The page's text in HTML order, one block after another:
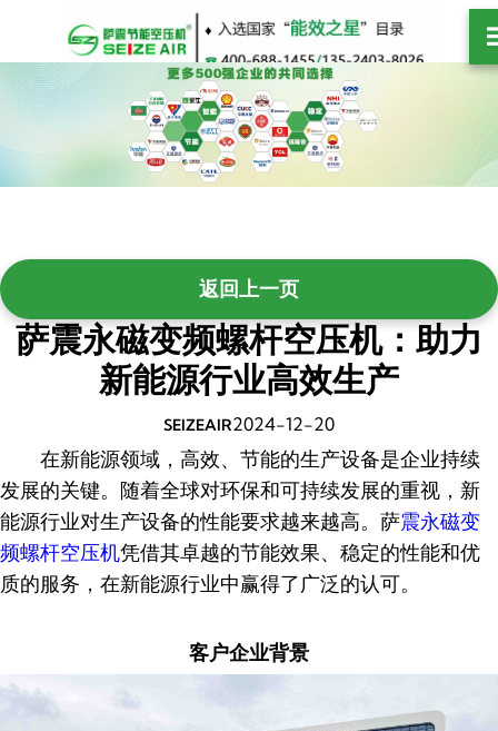
内
容
萨震永磁变频螺杆空压机：助力
新能源行业高效生产
SEIZEAIR2024-12-20
在新能源领域，高效、节能的生产设备是企业持续
发展的关键。随着全球对环保和可持续发展的重视，新
能源行业对生产设备的性能要求越来越高。萨震永磁变
频螺杆空压机凭借其卓越的节能效果、稳定的性能和优
质的服务，在新能源行业中赢得了广泛的认可。
客户企业背景